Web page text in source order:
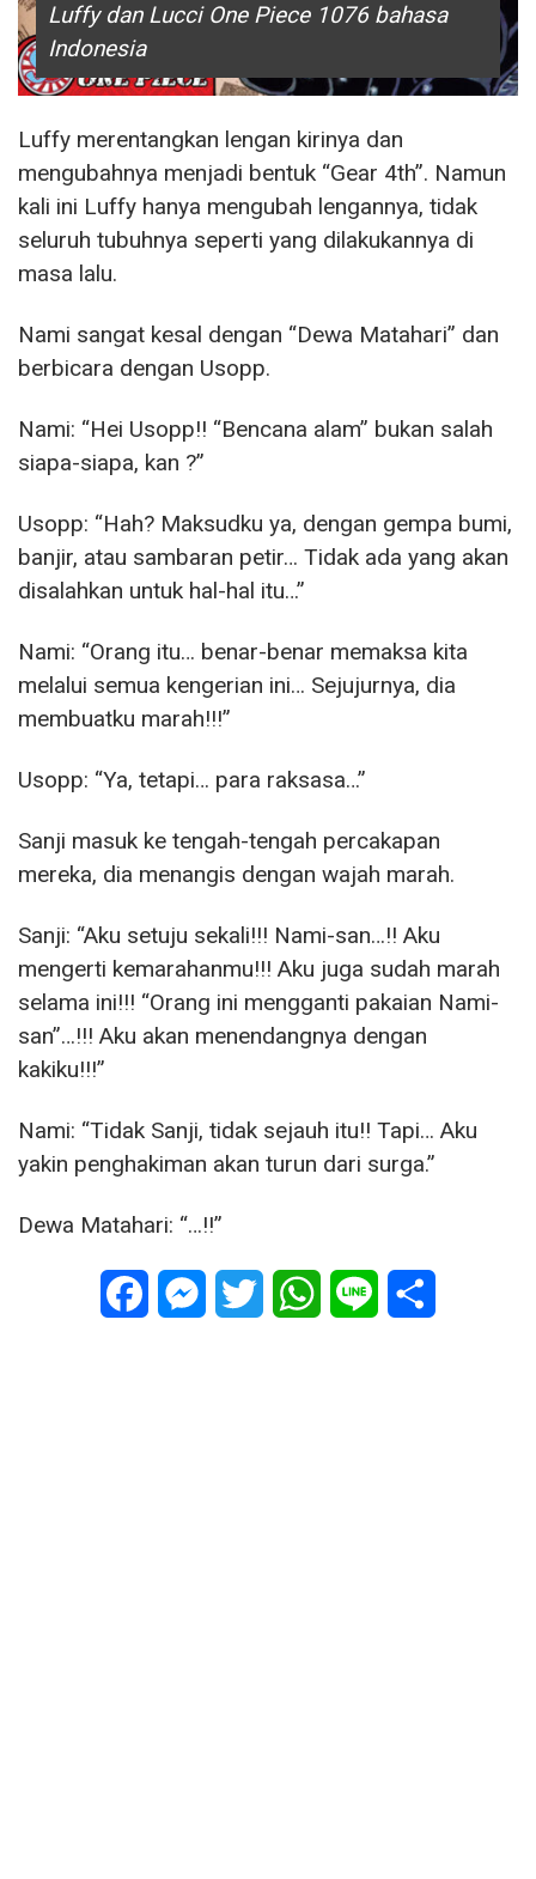
Luffy dan Lucci One Piece 1076 bahasa
Indonesia
Luffy merentangkan lengan kirinya dan
mengubahnya menjadi bentuk “Gear 4th”. Namun
kali ini Luffy hanya mengubah lengannya, tidak
seluruh tubuhnya seperti yang dilakukannya di
masa lalu.
Nami sangat kesal dengan “Dewa Matahari” dan
berbicara dengan Usopp.
Nami: “Hei Usopp!! “Bencana alam” bukan salah
siapa-siapa, kan ?”
Usopp: “Hah? Maksudku ya, dengan gempa bumi,
banjir, atau sambaran petir… Tidak ada yang akan
disalahkan untuk hal-hal itu…”
Nami: “Orang itu… benar-benar memaksa kita
melalui semua kengerian ini… Sejujurnya, dia
membuatku marah!!!”
Usopp: “Ya, tetapi… para raksasa…”
Sanji masuk ke tengah-tengah percakapan
mereka, dia menangis dengan wajah marah.
Sanji: “Aku setuju sekali!!! Nami-san…!! Aku
mengerti kemarahanmu!!! Aku juga sudah marah
selama ini!!! “Orang ini mengganti pakaian Nami-
san”…!!! Aku akan menendangnya dengan
kakiku!!!”
Nami: “Tidak Sanji, tidak sejauh itu!! Tapi… Aku
yakin penghakiman akan turun dari surga.”
Dewa Matahari: “…!!”
FacebookMessenger
Twitter WhatsApp
Line